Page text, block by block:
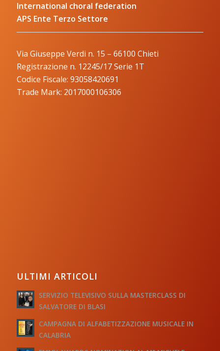
International choral federation
APS Ente Terzo Settore
Via Giuseppe Verdi n. 15 – 66100 Chieti
Registrazione n. 12245/17 Serie 1T
Codice Fiscale: 93058420691
Trade Mark: 2017000106306
ULTIMI ARTICOLI
SERVIZIO TELEVISIVO SULLA MASTERCLASS DI
SALVATORE DI BLASI
CAMPAGNA DI ALFABETIZZAZIONE MUSICALE IN
CALABRIA